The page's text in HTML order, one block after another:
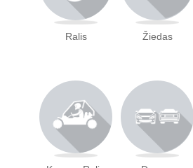
Ralis Žiedas